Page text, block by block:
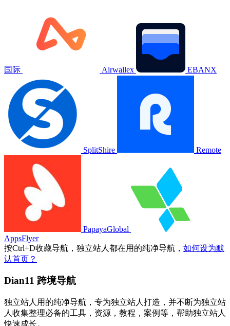
国际 Airwallex EBANX
SplitShire Remote
PapayaGlobal
AppsFlyer
按Ctrl+D收藏导航，独立站人都在用的纯净导航， 如何设为默
认首页？
Dian11 跨境导航
独立站人用的纯净导航，专为独立站人打造，并不断为独立站
人收集整理必备的工具，资源，教程，案例等，帮助独立站人
快速成长。